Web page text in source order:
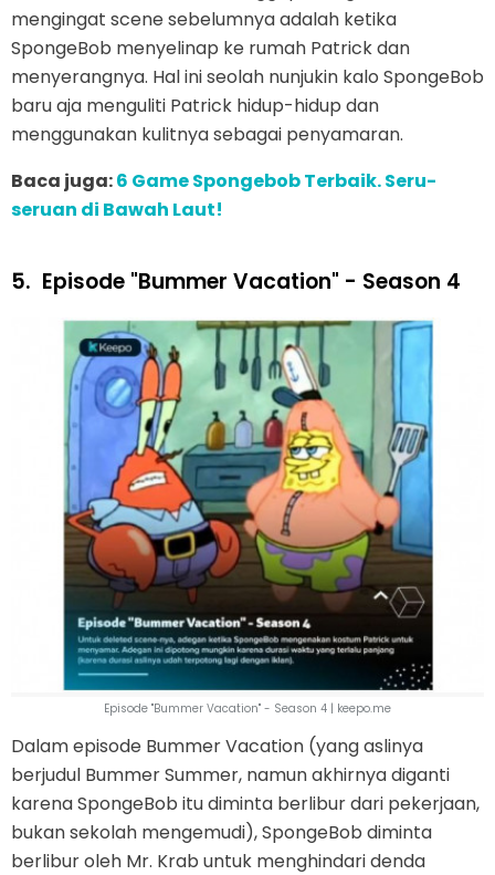
mengingat scene sebelumnya adalah ketika
SpongeBob menyelinap ke rumah Patrick dan
menyerangnya. Hal ini seolah nunjukin kalo SpongeBob
baru aja menguliti Patrick hidup-hidup dan
menggunakan kulitnya sebagai penyamaran.
Baca juga:6 Game Spongebob Terbaik. Seru-
seruan di Bawah Laut!
5. Episode "Bummer Vacation" - Season 4
Episode "Bummer Vacation" - Season 4 | keepo.me
Dalam episode Bummer Vacation (yang aslinya
berjudul Bummer Summer, namun akhirnya diganti
karena SpongeBob itu diminta berlibur dari pekerjaan,
bukan sekolah mengemudi), SpongeBob diminta
berlibur oleh Mr. Krab untuk menghindari denda